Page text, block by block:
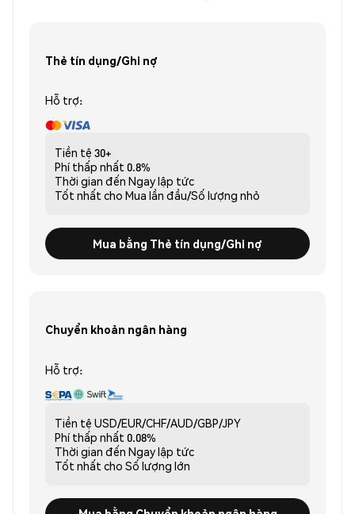
Thẻ tín dụng/Ghi nợ
Hỗ trợ:
Tiền tệ 30+
Phí thấp nhất 0.8%
Thời gian đến Ngay lập tức
Tốt nhất cho Mua lần đầu/Số lượng nhỏ
Mua bằng Thẻ tín dụng/Ghi nợ
Chuyển khoản ngân hàng
Hỗ trợ:
Tiền tệ USD/EUR/CHF/AUD/GBP/JPY
Phí thấp nhất 0.08%
Thời gian đến Ngay lập tức
Tốt nhất cho Số lượng lớn